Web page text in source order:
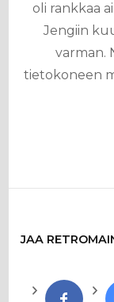
oli rankkaa
Jengiin
varman.
tietokoneen
JAA